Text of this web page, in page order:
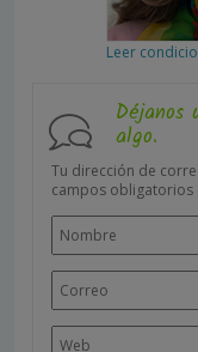
Leer
Déjanos
algo.
Tu dirección de
campos obligatorios